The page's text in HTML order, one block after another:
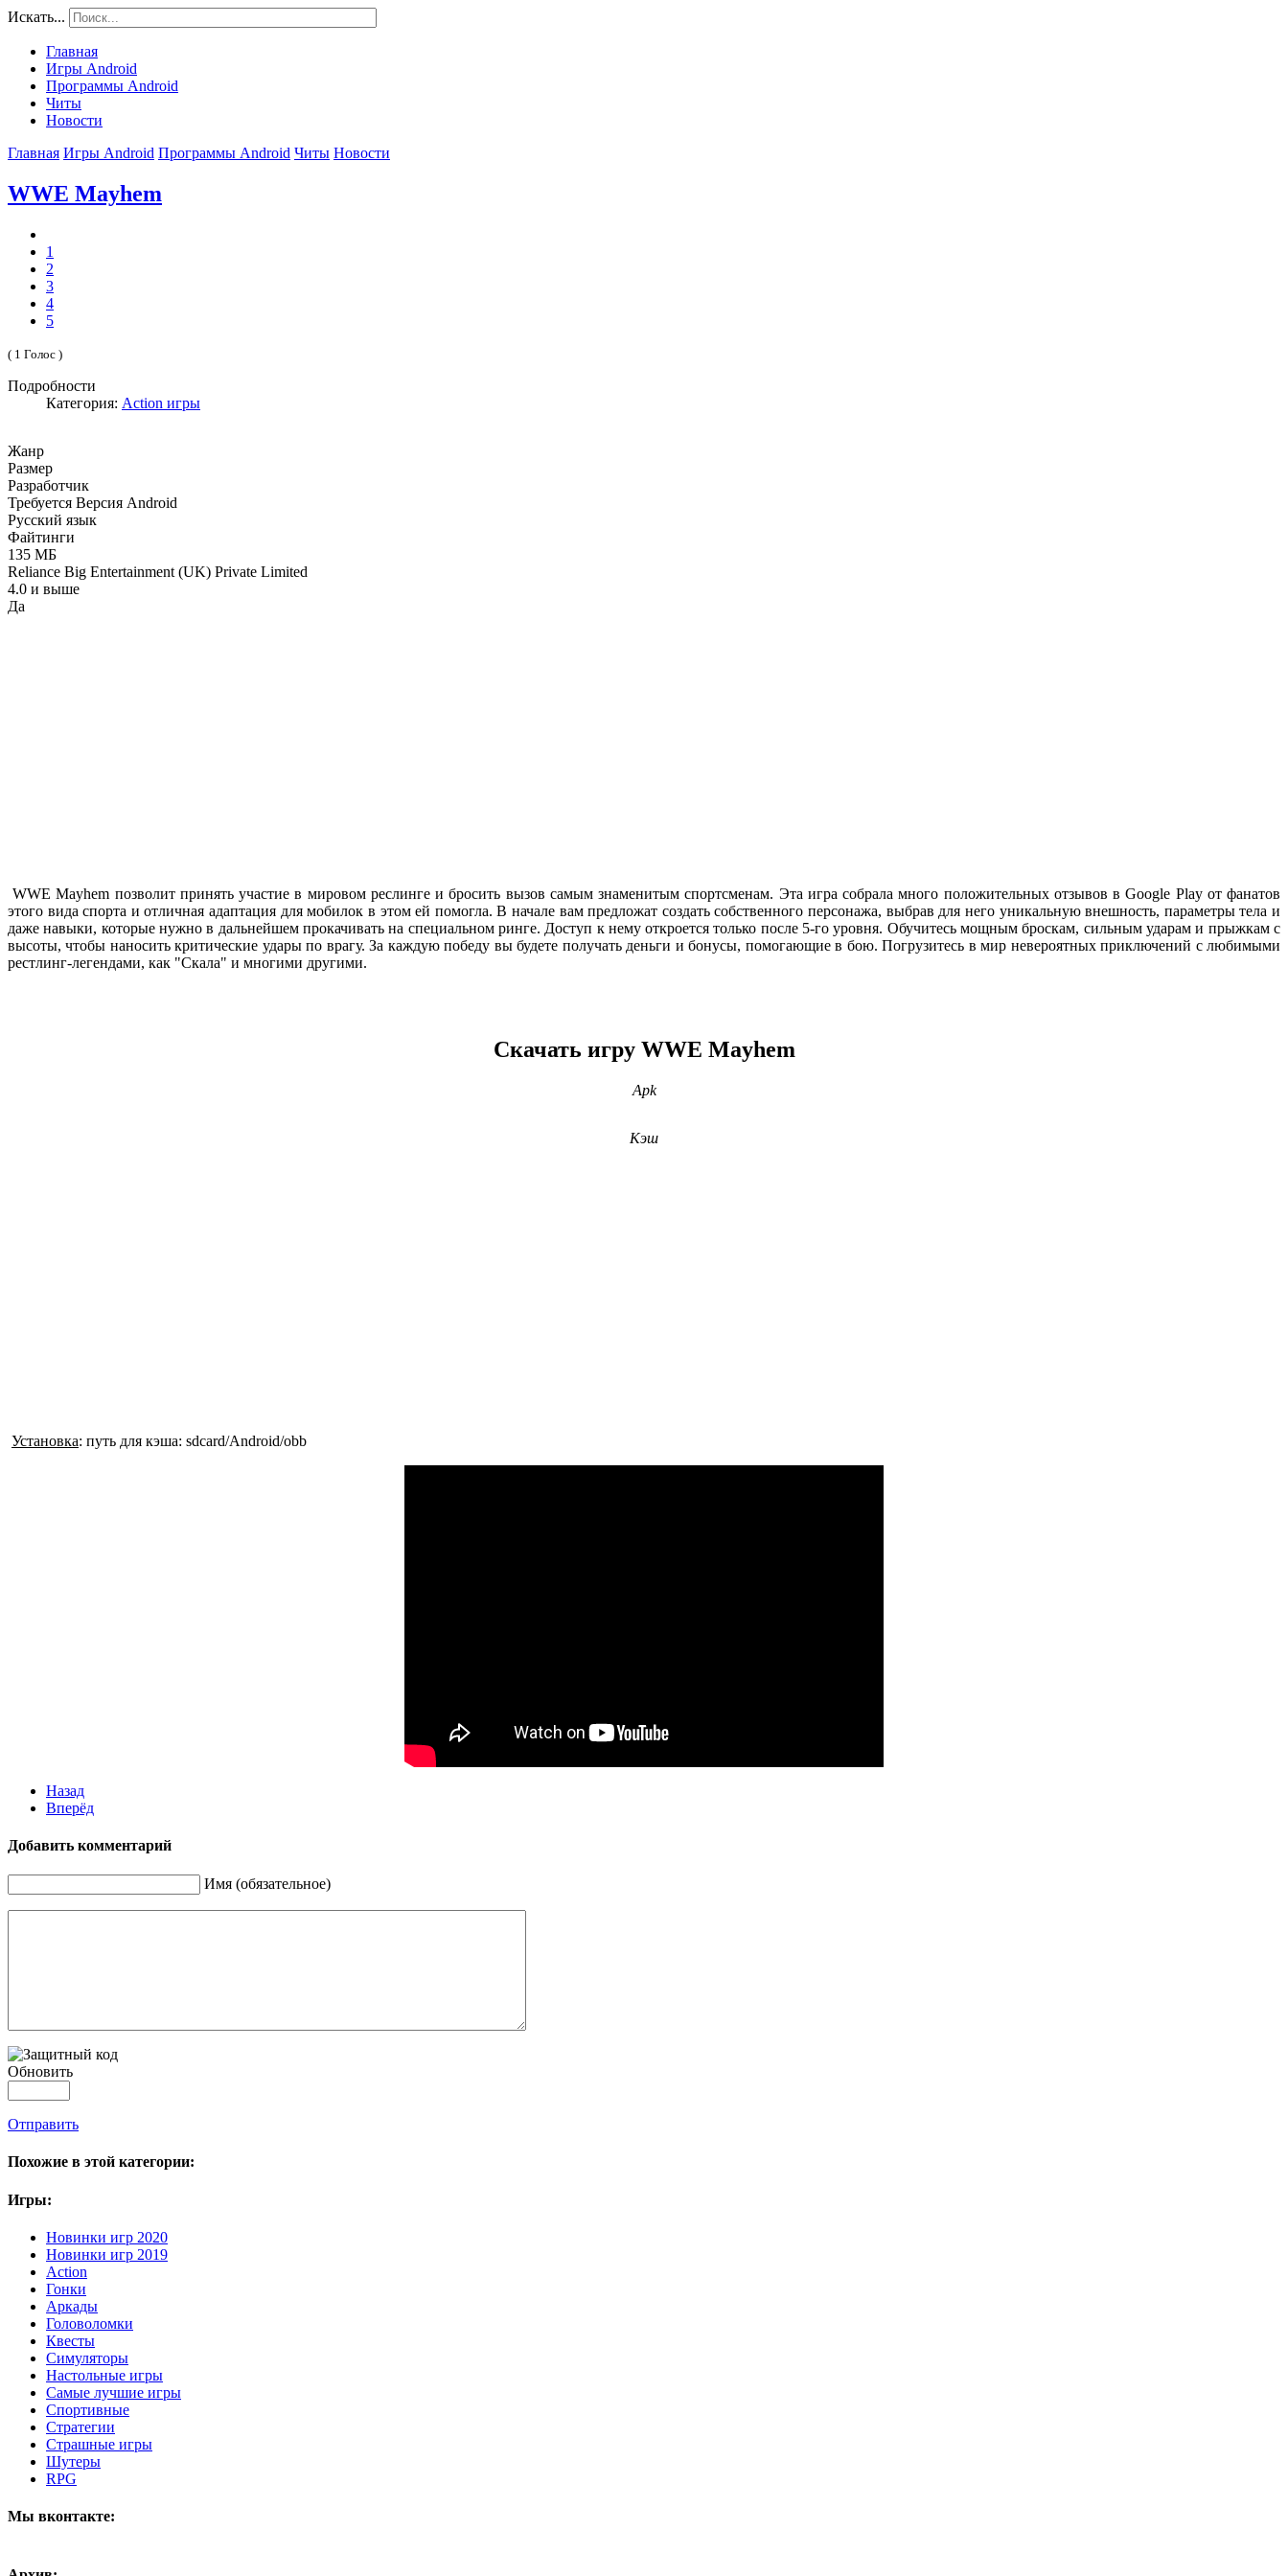
Искать...
Главная
Игры Android
Программы Android
Читы
Новости
Главная Игры Android Программы Android Читы Новости
WWE Mayhem
1
2
3
4
5
( 1 Голос )
Подробности
Категория: Action игры
Жанр
Размер
Разработчик
Требуется Версия Android
Русский язык
Файтинги
135 МБ
Reliance Big Entertainment (UK) Private Limited
4.0 и выше
Да
WWE Mayhem позволит принять участие в мировом реслинге и бросить вызов самым знаменитым спортсменам. Эта игра собрала много положительных отзывов в Google Play от фанатов
этого вида спорта и отличная адаптация для мобилок в этом ей помогла. В начале вам предложат создать собственного персонажа, выбрав для него уникальную внешность, параметры тела и
даже навыки, которые нужно в дальнейшем прокачивать на специальном ринге. Доступ к нему откроется только после 5-го уровня. Обучитесь мощным броскам, сильным ударам и прыжкам с
высоты, чтобы наносить критические удары по врагу. За каждую победу вы будете получать деньги и бонусы, помогающие в бою. Погрузитесь в мир невероятных приключений с любимыми
рестлинг-легендами, как "Скала" и многими другими.
Скачать игру WWE Mayhem
Apk
Кэш
Установка: путь для кэша: sdcard/Android/obb
Назад
Вперёд
Добавить комментарий
Имя (обязательное)
Обновить
Отправить
Похожие в этой категории:
Игры:
Новинки игр 2020
Новинки игр 2019
Action
Гонки
Аркады
Головоломки
Квесты
Симуляторы
Настольные игры
Самые лучшие игры
Спортивные
Стратегии
Страшные игры
Шутеры
RPG
Мы вконтакте: